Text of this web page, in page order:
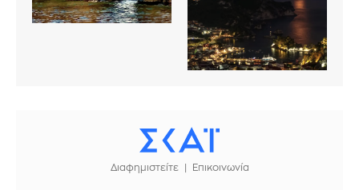
Διαφημιστείτε Επικοινωνία